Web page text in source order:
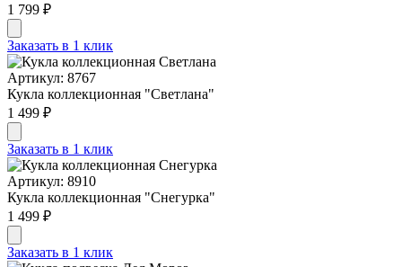
1 799 ₽
Заказать в 1 клик
Артикул: 8767
Кукла коллекционная "Светлана"
1 499 ₽
Заказать в 1 клик
Артикул: 8910
Кукла коллекционная "Снегурка"
1 499 ₽
Заказать в 1 клик